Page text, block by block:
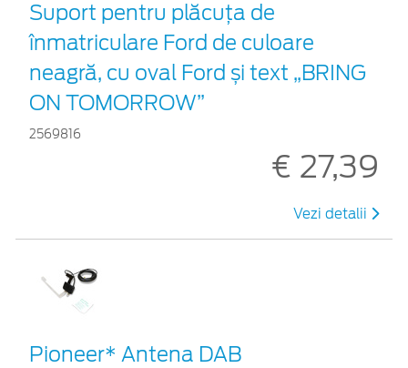
Suport pentru plăcuța de
înmatriculare Ford de culoare
neagră, cu oval Ford și text „BRING
ON TOMORROW”
2569816
€ 27,39
Vezi detalii
Pioneer* Antena DAB